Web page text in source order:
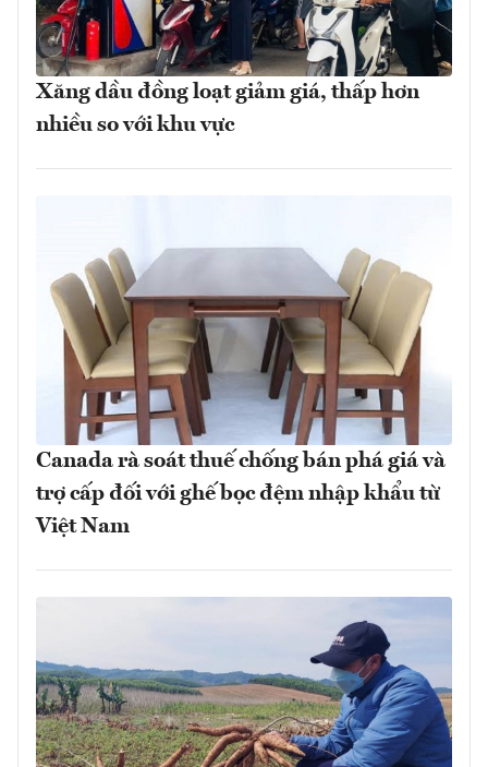
Xăng dầu đồng loạt giảm giá, thấp hơn
nhiều so với khu vực
Canada rà soát thuế chống bán phá giá và
trợ cấp đối với ghế bọc đệm nhập khẩu từ
Việt Nam